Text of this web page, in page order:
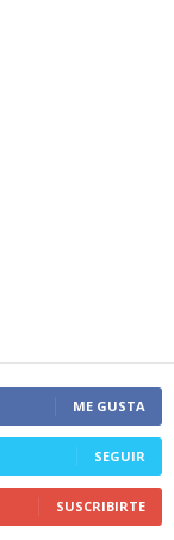
ME GUSTA
SEGUIR
SUSCRIBIRTE